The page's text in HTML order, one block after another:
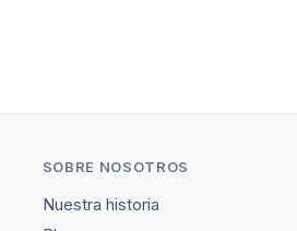
SOBRE NOSOTROS
Nuestra historia